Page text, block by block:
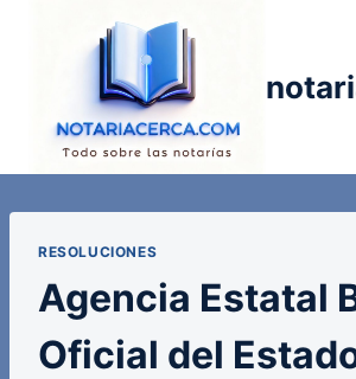
RESOLUCIONES
Agencia Estatal
Oficial del